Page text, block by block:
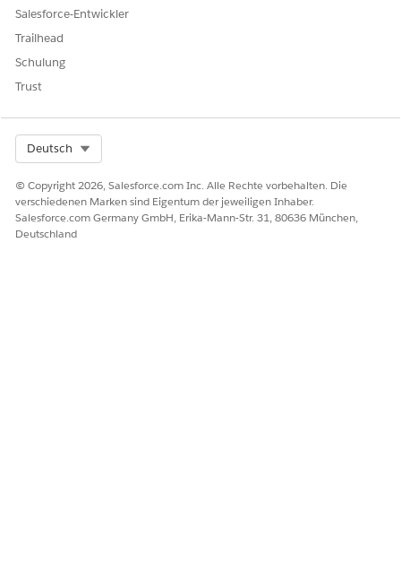
Salesforce-Entwickler
Trailhead
Schulung
Trust
Deutsch
© Copyright 2026, Salesforce.com Inc. Alle Rechte vorbehalten. Die
verschiedenen Marken sind Eigentum der jeweiligen Inhaber.
Salesforce.com Germany GmbH, Erika-Mann-Str. 31, 80636 München,
Deutschland